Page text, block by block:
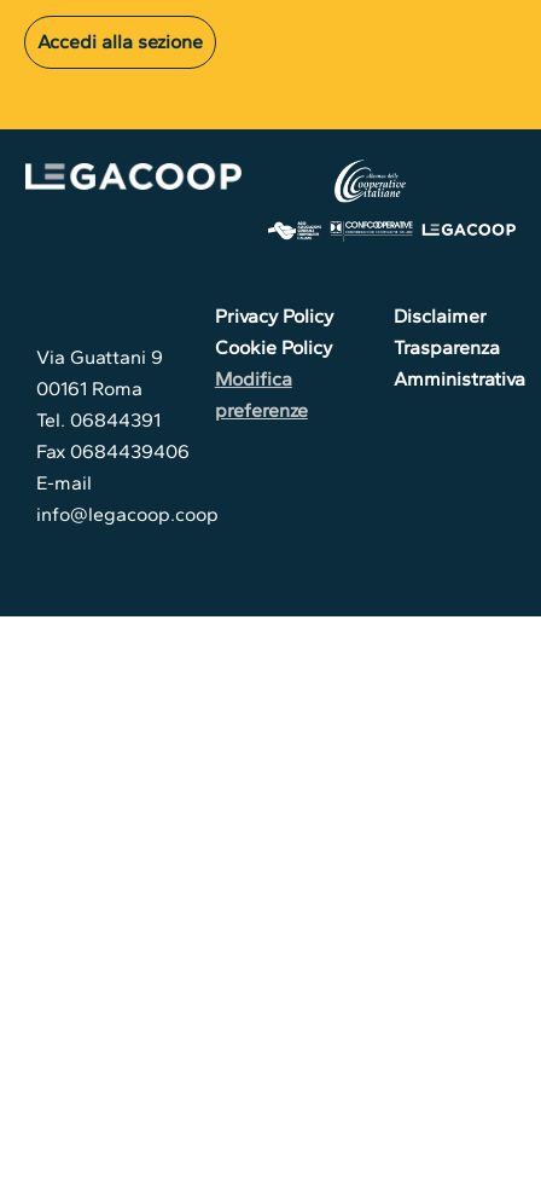
Accedi alla sezione
Via Guattani 9
00161 Roma
Tel. 06844391
Fax 0684439406
E-mail
info@legacoop.coop
Privacy Policy
Cookie Policy
Modifica
preferenze
Disclaimer
Trasparenza
Amministrativa